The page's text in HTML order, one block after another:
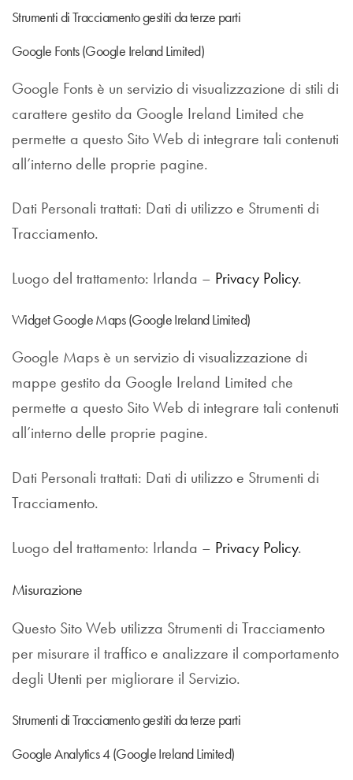
Strumenti di Tracciamento gestiti da terze parti
Google Fonts (Google Ireland Limited)
Google Fonts è un servizio di visualizzazione di stili di
carattere gestito da Google Ireland Limited che
permette a questo Sito Web di integrare tali contenuti
all’interno delle proprie pagine.
Dati Personali trattati: Dati di utilizzo e Strumenti di
Tracciamento.
Luogo del trattamento: Irlanda – Privacy Policy.
Widget Google Maps (Google Ireland Limited)
Google Maps è un servizio di visualizzazione di
mappe gestito da Google Ireland Limited che
permette a questo Sito Web di integrare tali contenuti
all’interno delle proprie pagine.
Dati Personali trattati: Dati di utilizzo e Strumenti di
Tracciamento.
Luogo del trattamento: Irlanda – Privacy Policy.
Misurazione
Questo Sito Web utilizza Strumenti di Tracciamento
per misurare il traffico e analizzare il comportamento
degli Utenti per migliorare il Servizio.
Strumenti di Tracciamento gestiti da terze parti
Google Analytics 4 (Google Ireland Limited)